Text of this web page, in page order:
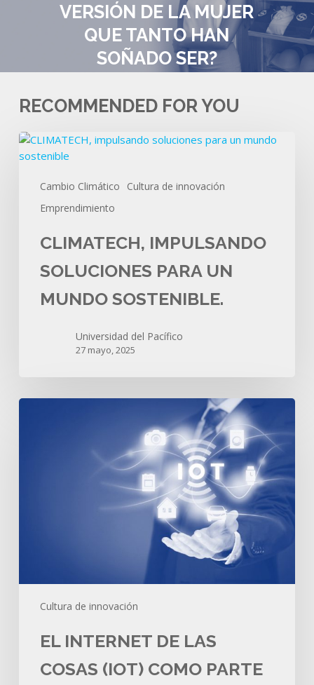
VERSIÓN DE LA MUJER
QUE TANTO HAN
SOÑADO SER?
RECOMMENDED FOR YOU
Cambio Climático
Cultura de innovación
Emprendimiento
CLIMATECH,
impulsando
sostenible.
CLIMATECH, IMPULSANDO
SOLUCIONES PARA UN
MUNDO SOSTENIBLE.
Universidad del Pacífico
27 mayo, 2025
Cultura de innovación
El
digital
EL INTERNET DE LAS
COSAS (IOT) COMO PARTE